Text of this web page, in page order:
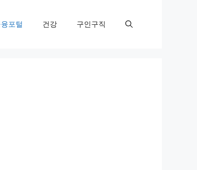
포털 건강 구인구직